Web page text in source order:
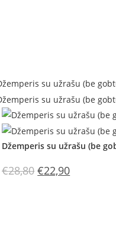
Džemperis su užrašu (be
€28,80 Original
price
€22,90Current
price